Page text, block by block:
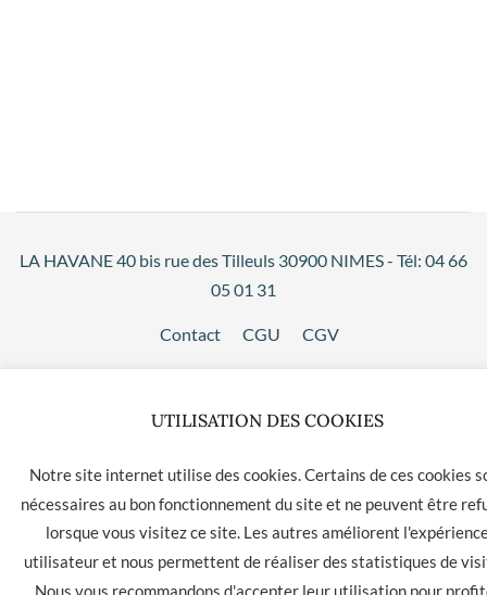
LA HAVANE 40 bis rue des Tilleuls 30900 NIMES - Tél: 04 66
05 01 31
Contact CGU CGV
UTILISATION DES COOKIES
Notre site internet utilise des cookies. Certains de ces cookies
nécessaires au bon fonctionnement du site et ne peuvent être
lorsque vous visitez ce site. Les autres améliorent
utilisateur et nous permettent de réaliser des statistiques de
Nous vous recommandons d'accepter leur utilisation pour